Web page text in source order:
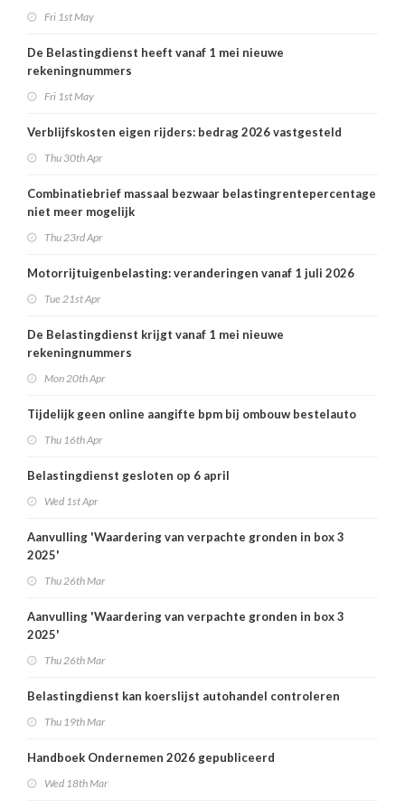
Fri 1st May
De Belastingdienst heeft vanaf 1 mei nieuwe
rekeningnummers
Fri 1st May
Verblijfskosten eigen rijders: bedrag 2026 vastgesteld
Thu 30th Apr
Combinatiebrief massaal bezwaar belastingrentepercentage
niet meer mogelijk
Thu 23rd Apr
Motorrijtuigenbelasting: veranderingen vanaf 1 juli 2026
Tue 21st Apr
De Belastingdienst krijgt vanaf 1 mei nieuwe
rekeningnummers
Mon 20th Apr
Tijdelijk geen online aangifte bpm bij ombouw bestelauto
Thu 16th Apr
Belastingdienst gesloten op 6 april
Wed 1st Apr
Aanvulling 'Waardering van verpachte gronden in box 3
2025'
Thu 26th Mar
Aanvulling 'Waardering van verpachte gronden in box 3
2025'
Thu 26th Mar
Belastingdienst kan koerslijst autohandel controleren
Thu 19th Mar
Handboek Ondernemen 2026 gepubliceerd
Wed 18th Mar